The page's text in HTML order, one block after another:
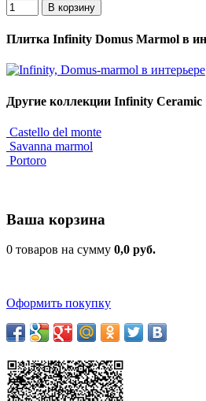
Плитка Infinity Domus Marmol в
Другие коллекции Infinity Ceramic
Castello del monte
Savanna marmol
Portoro
Ваша корзина
0 товаров на сумму 0,0 руб.
Оформить покупку